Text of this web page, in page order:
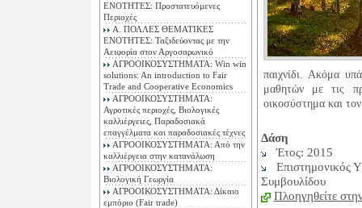
ΕΝΟΤΗΤΕΣ: Προστατευόμενες
Περιοχές
Α. ΠΟΛΛΕΣ ΘΕΜΑΤΙΚΕΣ
ΕΝΟΤΗΤΕΣ: Ταξιδεύοντας με την
Αειφορία στον Αργοσαρωνικό
ΑΓΡΟΟΙΚΟΣΥΣΤΗΜΑΤΑ: Win win
solutions: An introduction to Fair
Trade and Cooperative Economics
ΑΓΡΟΟΙΚΟΣΥΣΤΗΜΑΤΑ:
Αγροτικές περιοχές, Βιολογικές
καλλιέργειες, Παραδοσιακά
επαγγέλματα και παραδοσιακές τέχνες
ΑΓΡΟΟΙΚΟΣΥΣΤΗΜΑΤΑ: Από την
καλλιέργεια στην κατανάλωση
ΑΓΡΟΟΙΚΟΣΥΣΤΗΜΑΤΑ:
Βιολογική Γεωργία
ΑΓΡΟΟΙΚΟΣΥΣΤΗΜΑΤΑ: Δίκαιο
εμπόριο (Fair trade)
παιχνίδι. Ακόμα
μαθητών με τις
οικοσύστημα και
Δάση
Έτος: 2015
Επιστημονικός
Συμβουλίδου
Πλοηγηθείτε